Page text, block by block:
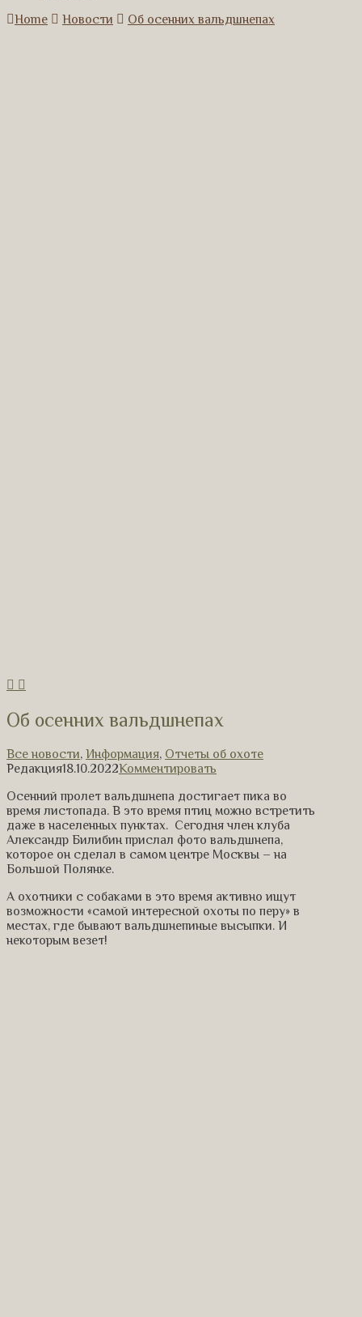
Home
Новости Об осенних вальдшнепах
Об осенних вальдшнепах
Все новости, Информация, Отчеты об охоте
Редакция18.10.2022Комментировать
Осенний пролет вальдшнепа достигает пика во
время листопада. В это время птиц можно встретить
даже в населенных пунктах. Сегодня член клуба
Александр Билибин прислал фото вальдшнепа,
которое он сделал в самом центре Москвы – на
Большой Полянке.
А охотники с собаками в это время активно ищут
возможности «самой интересной охоты по перу» в
местах, где бывают вальдшнепиные высыпки. И
некоторым везет!